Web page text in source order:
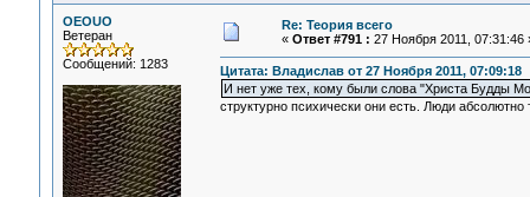
OEOUO
Ветеран
Сообщений: 1283
Re: Теория всего
« Ответ #791 : 27 Ноября 2011, 07:31:46
Цитата: Владислав от 27 Ноября 2011, 07:09:18
И нет уже тех, кому были слова "Христа Будды
структурно психически они есть. Люди